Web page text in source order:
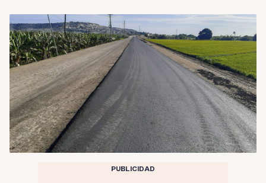
PUBLICIDAD